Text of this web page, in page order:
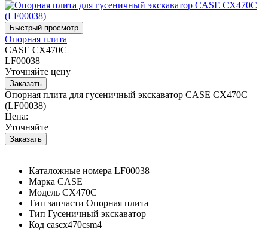
Опорная плита
CASE CX470C
LF00038
Уточняйте цену
Опорная плита для гусеничный экскаватор CASE CX470C
(LF00038)
Цена:
Уточняйте
Каталожные номера LF00038
Марка CASE
Модель CX470C
Тип запчасти Опорная плита
Тип Гусеничный экскаватор
Код cascx470csm4